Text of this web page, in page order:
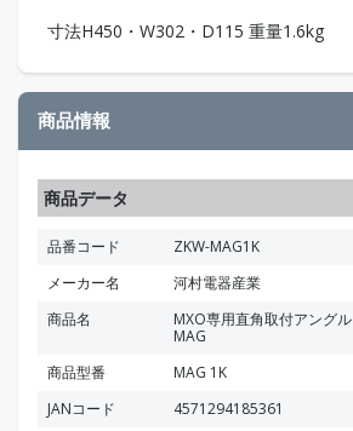
寸法H450・W302・D115 重量1.6kg
商品情報
商品データ
品番コード
ZKW-MAG1K
メーカー名
河村電器産業
商品名
MXO専用直角取付アングル
MAG
商品型番
MAG 1K
JANコード
4571294185361